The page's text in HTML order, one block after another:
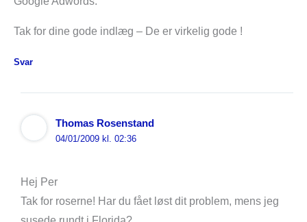
Tak for dine gode indlæg – De er virkelig gode !
Svar
Thomas Rosenstand
04/01/2009 kl. 02:36
Hej Per
Tak for roserne! Har du fået løst dit problem, mens jeg